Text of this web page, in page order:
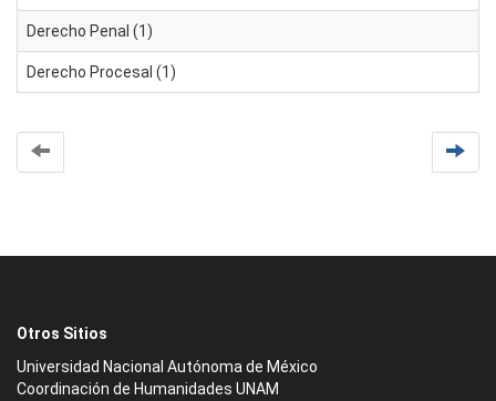
Derecho Penal (1)
Derecho Procesal (1)
Otros Sitios
Universidad Nacional Autónoma de México
Coordinación de Humanidades UNAM